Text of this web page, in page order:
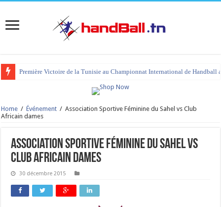
Première Victoire de la Tunisie au Championnat International de Handball
Home / Événement / Association Sportive Féminine du Sahel vs Club
Africain dames
Association Sportive Féminine du Sahel vs
Club Africain dames
30 décembre 2015